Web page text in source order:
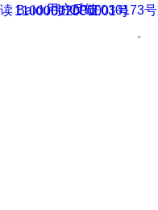
用户反馈
Baidu 京ICP证030173号
京公网安备11000002000001号